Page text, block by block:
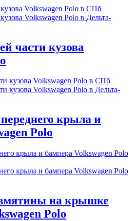
части кузова
крыла и
Polo
на крышке
Polo